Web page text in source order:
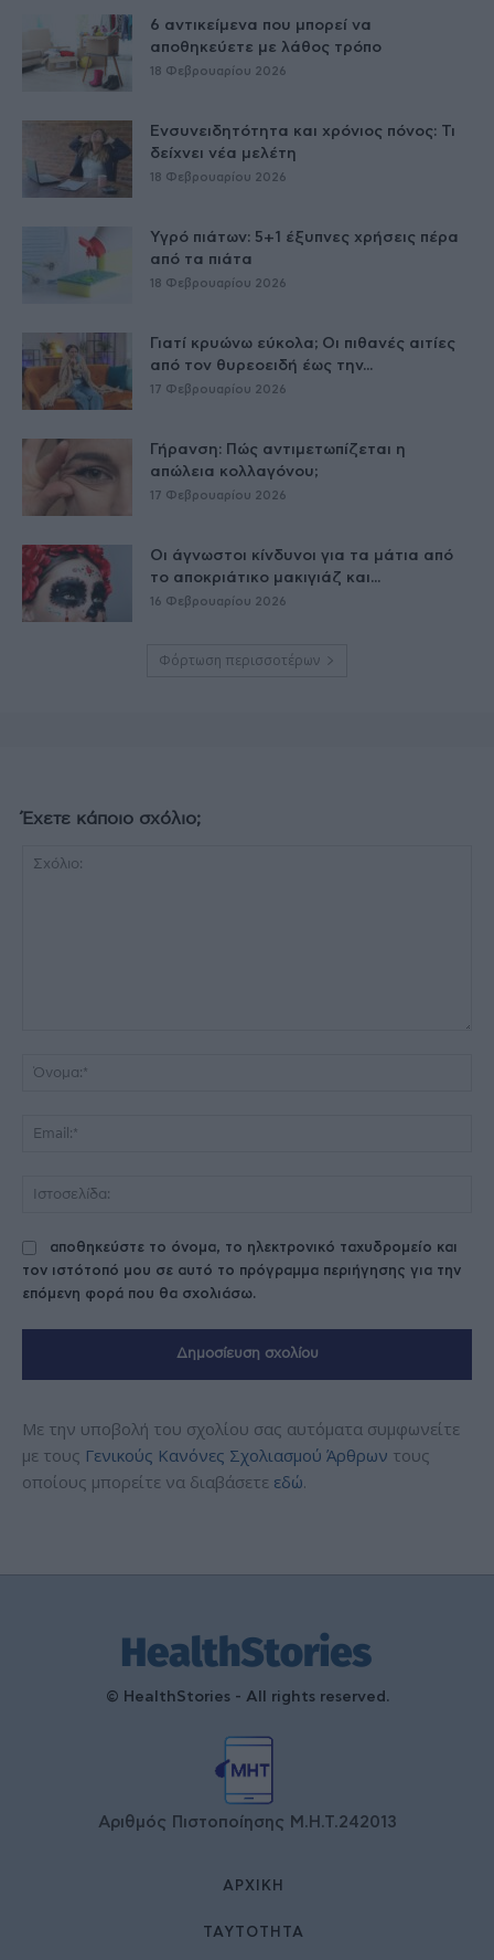
6 αντικείμενα που μπορεί να
αποθηκεύετε με λάθος τρόπο
18 Φεβρουαρίου 2026
Ενσυνειδητότητα και χρόνιος πόνος: Τι
δείχνει νέα μελέτη
18 Φεβρουαρίου 2026
Υγρό πιάτων: 5+1 έξυπνες χρήσεις πέρα
από τα πιάτα
18 Φεβρουαρίου 2026
Γιατί κρυώνω εύκολα; Οι πιθανές αιτίες
από τον θυρεοειδή έως την...
17 Φεβρουαρίου 2026
Γήρανση: Πώς αντιμετωπίζεται η
απώλεια κολλαγόνου;
17 Φεβρουαρίου 2026
Οι άγνωστοι κίνδυνοι για τα μάτια από
το αποκριάτικο μακιγιάζ και...
16 Φεβρουαρίου 2026
Φόρτωση περισσοτέρων
Έχετε κάποιο σχόλιο;
αποθηκεύστε το όνομα, το ηλεκτρονικό ταχυδρομείο και
τον ιστότοπό μου σε αυτό το πρόγραμμα περιήγησης για την
επόμενη φορά που θα σχολιάσω.
Με την υποβολή του σχολίου σας αυτόματα συμφωνείτε
με τους Γενικούς Κανόνες Σχολιασμού Άρθρων τους
οποίους μπορείτε να διαβάσετε εδώ.
© HealthStories - All rights reserved.
Αριθμός Πιστοποίησης Μ.Η.Τ.242013
ΑΡΧΙΚΉ
ΤΑΥΤΌΤΗΤΑ